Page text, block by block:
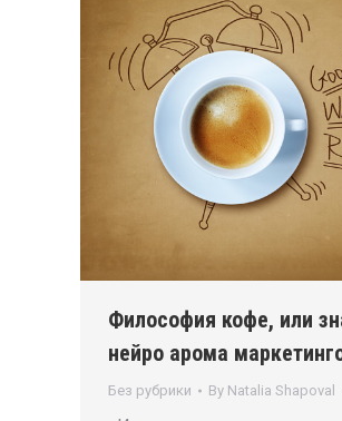
Философия кофе, или
нейро арома
Без рубрики By Natalia Shapoval